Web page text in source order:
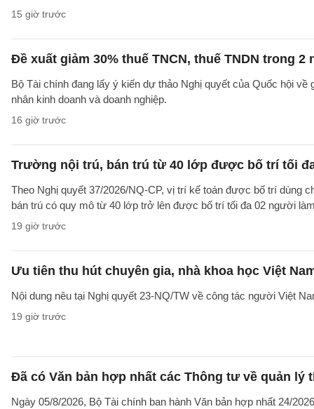
15 giờ trước
Đề xuất giảm 30% thuế TNCN, thuế TNDN trong 2
Bộ Tài chính đang lấy ý kiến dự thảo Nghị quyết của Quốc hội
nhân kinh doanh và doanh nghiệp.
16 giờ trước
Trường nội trú, bán trú từ 40 lớp được bố trí tối
Theo Nghị quyết 37/2026/NQ-CP, vị trí kế toán được bố trí dùng
bán trú có quy mô từ 40 lớp trở lên được bố trí tối đa 02 người
19 giờ trước
Ưu tiên thu hút chuyên gia, nhà khoa học Việt
Nội dung nêu tại Nghị quyết 23-NQ/TW về công tác người Việt
19 giờ trước
Đã có Văn bản hợp nhất các Thông tư về quản lý
Ngày 05/8/2026, Bộ Tài chính ban hành Văn bản hợp nhất 24/